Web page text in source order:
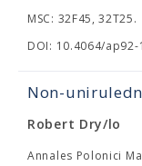
MSC: 32F45, 32T25.
DOI: 10.4064/ap92-
Non-
Robert Dry/lo
Annales Polonici